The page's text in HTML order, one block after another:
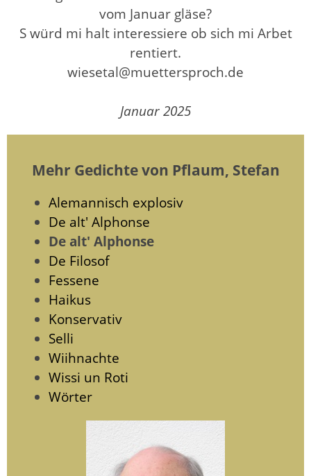
vom Januar gläse?
S würd mi halt interessiere ob sich mi Arbet
rentiert.
wiesetal@muettersproch.de
Januar 2025
Mehr Gedichte von Pflaum, Stefan
Alemannisch explosiv
De alt' Alphonse
De alt' Alphonse
De Filosof
Fessene
Haikus
Konservativ
Selli
Wiihnachte
Wissi un Roti
Wörter